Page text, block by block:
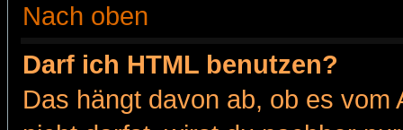
Nach oben
Darf ich HTML benutzen?
Das hängt davon ab, ob es